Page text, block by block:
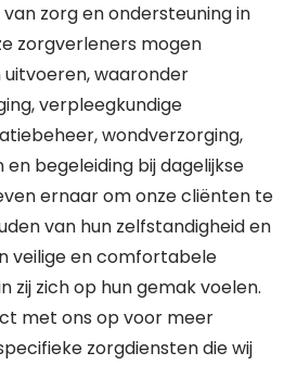
zorg en ondersteuning in
zorgverleners mogen
waaronder
verpleegkundige
wondverzorging,
en begeleiding bij dagelijkse
ernaar om onze cliënten te
van hun zelfstandigheid en
veilige en comfortabele
zij zich op hun gemak voelen.
met ons op voor meer
zorgdiensten die wij